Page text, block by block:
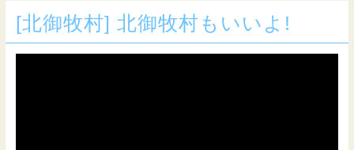
[北御牧村] 北御牧村もいいよ!